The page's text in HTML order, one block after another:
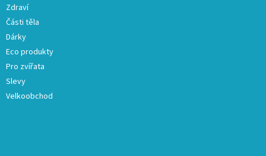
Zdraví
Části těla
Dárky
Eco produkty
Pro zvířata
Slevy
Velkoobchod